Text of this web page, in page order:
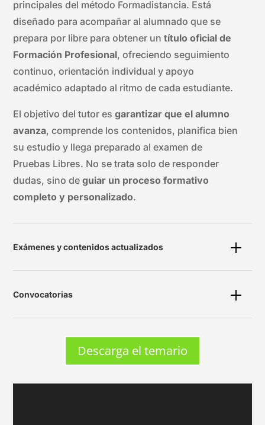
principales del método Formadistancia. Está
diseñado para acompañar al alumnado que se
prepara por libre para obtener untítulo oficial de
Formación Profesional, ofreciendo seguimiento
continuo, orientación individual y apoyo
académico adaptado al ritmo de cada estudiante.
El objetivo del tutor esgarantizar que el alumno
avanza, comprende los contenidos, planifica bien
su estudio y llega preparado al examen de
Pruebas Libres. No se trata solo de responder
dudas, sino deguiar un proceso formativo
completo y personalizado.
Exámenes y contenidos actualizados
Convocatorias
Descarga el temario